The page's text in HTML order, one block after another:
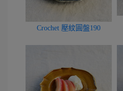
Crochet 壓紋圓盤190